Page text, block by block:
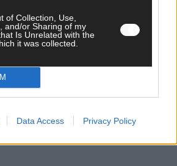
of Collection, Use,
and/or Sharing of my
Is Unrelated with the
it was collected.
Data Access Privacy Policy
Israel beunruhigend –
zum ESC 2026
Acts im Kurzcheck